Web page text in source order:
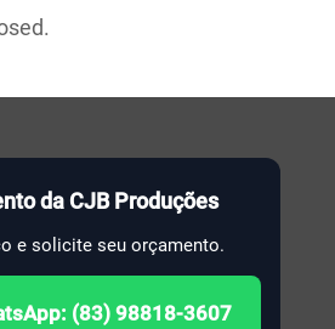
da CJB Produções
e solicite seu orçamento.
(83) 98818-3607